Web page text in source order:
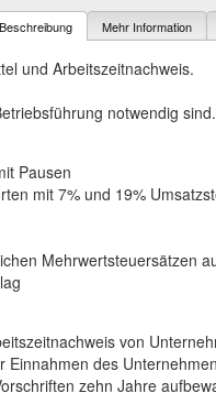
Beschreibung Mehr Information
und Arbeitszeitnachweis.
notwendig sind.
Pausen
mit 7% und 19%
Mehrwertsteuersätzen
von
des
zehn Jahre